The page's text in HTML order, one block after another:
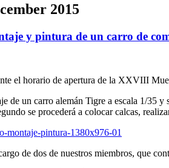
2015
y pintura de un carro de
el horario de apertura de la XXVIII
de un carro alemán Tigre a escala 1/35
se procederá a colocar calcas,
de dos de nuestros miembros, que